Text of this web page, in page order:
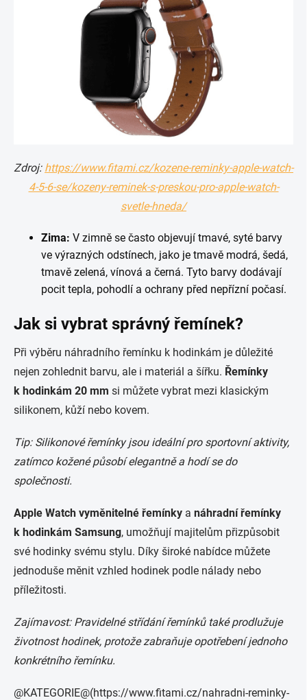
Zdroj: https://www.fitami.cz/kozene-reminky-apple-watch-
4-5-6-se/kozeny-reminek-s-preskou-pro-apple-watch-
svetle-hneda/
Zima: V zimně se často objevují tmavé, syté barvy
ve výrazných odstínech, jako je tmavě modrá, šedá,
tmavě zelená, vínová a černá. Tyto barvy dodávají
pocit tepla, pohodlí a ochrany před nepřízní počasí.
Jak si vybrat správný řemínek?
Při výběru náhradního řemínku k hodinkám je důležité
nejen zohlednit barvu, ale i materiál a šířku. Řemínky
k hodinkám 20 mm si můžete vybrat mezi klasickým
silikonem, kůží nebo kovem.
Tip: Silikonové řemínky jsou ideální pro sportovní aktivity,
zatímco kožené působí elegantně a hodí se do
společnosti.
Apple Watch vyměnitelné řemínky a náhradní řemínky
k hodinkám Samsung, umožňují majitelům přizpůsobit
své hodinky svému stylu. Díky široké nabídce můžete
jednoduše měnit vzhled hodinek podle nálady nebo
příležitosti.
Zajímavost: Pravidelné střídání řemínků také prodlužuje
životnost hodinek, protože zabraňuje opotřebení jednoho
konkrétního řemínku.
@KATEGORIE@(https://www.fitami.cz/nahradni-reminky-